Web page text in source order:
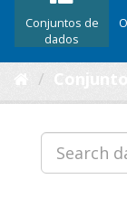
Conjuntos de
dados